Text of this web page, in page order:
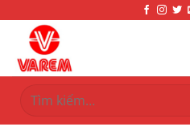
dung
Tìm
kiếm: